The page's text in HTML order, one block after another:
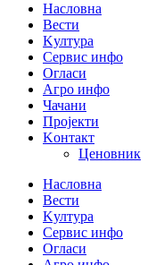
Насловна
Вести
Kултура
Сервис инфо
Огласи
Агро инфо
Чачани
Пројекти
Kонтакт
Ценовник
Насловна
Вести
Kултура
Сервис инфо
Огласи